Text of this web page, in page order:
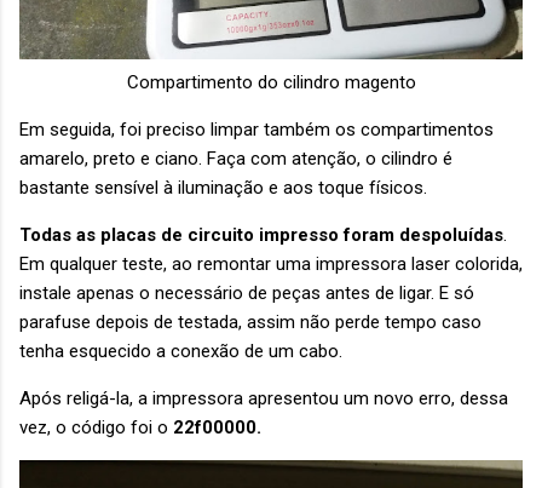
Compartimento do cilindro magento
Em seguida, foi preciso limpar também os compartimentos
amarelo, preto e ciano. Faça com atenção, o cilindro é
bastante sensível à iluminação e aos toque físicos.
Todas as placas de circuito impresso foram despoluídas.
Em qualquer teste, ao remontar uma impressora laser colorida,
instale apenas o necessário de peças antes de ligar. E só
parafuse depois de testada, assim não perde tempo caso
tenha esquecido a conexão de um cabo.
Após religá-la, a impressora apresentou um novo erro, dessa
vez, o código foi o 22f00000.